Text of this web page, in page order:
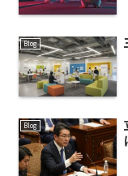
Blog
Blog